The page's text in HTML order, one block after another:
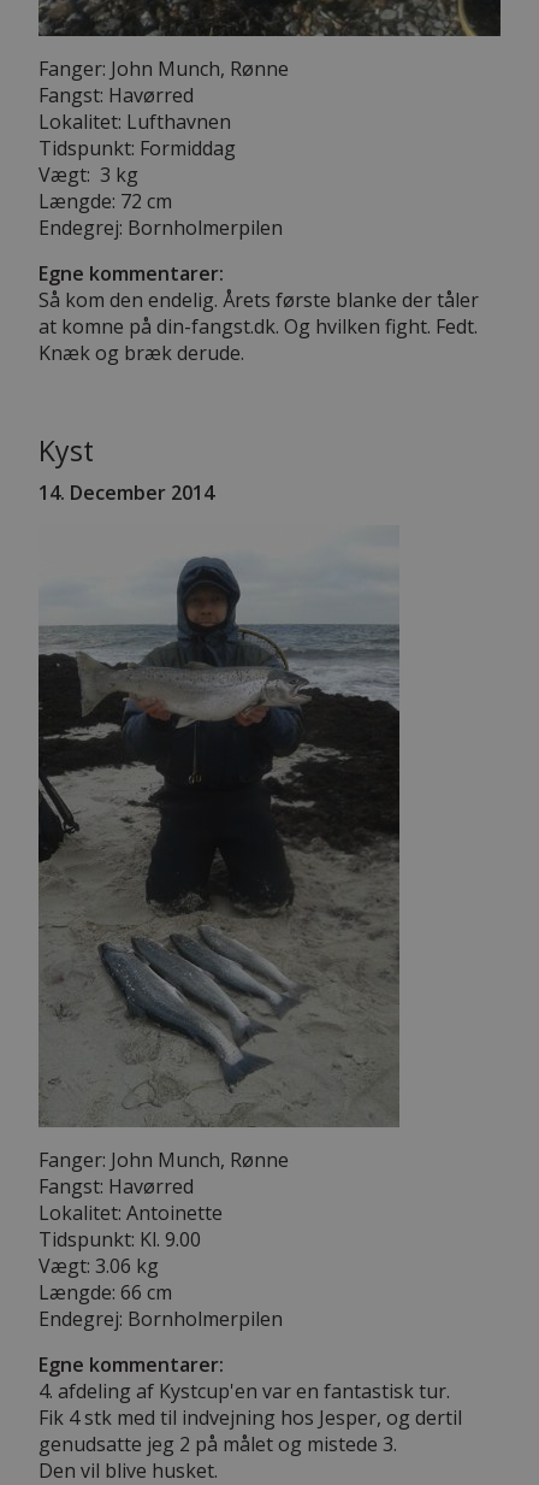
Fanger: John Munch, Rønne
Fangst: Havørred
Lokalitet: Lufthavnen
Tidspunkt: Formiddag
Vægt: 3 kg
Længde: 72 cm
Endegrej: Bornholmerpilen
Egne kommentarer:
Så kom den endelig. Årets første blanke der tåler
at komne på din-fangst.dk. Og hvilken fight. Fedt.
Knæk og bræk derude.
Kyst
14. December 2014
Fanger: John Munch, Rønne
Fangst: Havørred
Lokalitet: Antoinette
Tidspunkt: Kl. 9.00
Vægt: 3.06 kg
Længde: 66 cm
Endegrej: Bornholmerpilen
Egne kommentarer:
4. afdeling af Kystcup'en var en fantastisk tur.
Fik 4 stk med til indvejning hos Jesper, og dertil
genudsatte jeg 2 på målet og mistede 3.
Den vil blive husket.